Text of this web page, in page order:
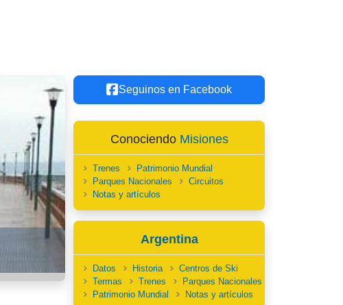
Seguinos en Facebook
Conociendo Misiones
Trenes
Patrimonio Mundial
Parques Nacionales
Circuitos
Notas y artículos
Argentina
Datos Historia
Centros de Ski
Termas
Trenes
Parques Nacionales
Patrimonio Mundial
Notas y artículos